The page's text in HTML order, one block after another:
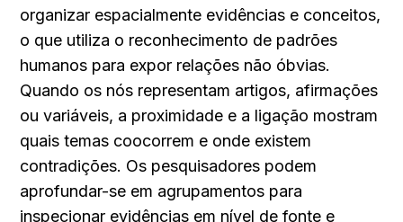
organizar espacialmente evidências e conceitos,
o que utiliza o reconhecimento de padrões
humanos para expor relações não óbvias.
Quando os nós representam artigos, afirmações
ou variáveis, a proximidade e a ligação mostram
quais temas coocorrem e onde existem
contradições. Os pesquisadores podem
aprofundar-se em agrupamentos para
inspecionar evidências em nível de fonte e